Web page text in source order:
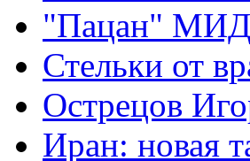
"Пацан"
Стельки от
Острецов
Иран: новая